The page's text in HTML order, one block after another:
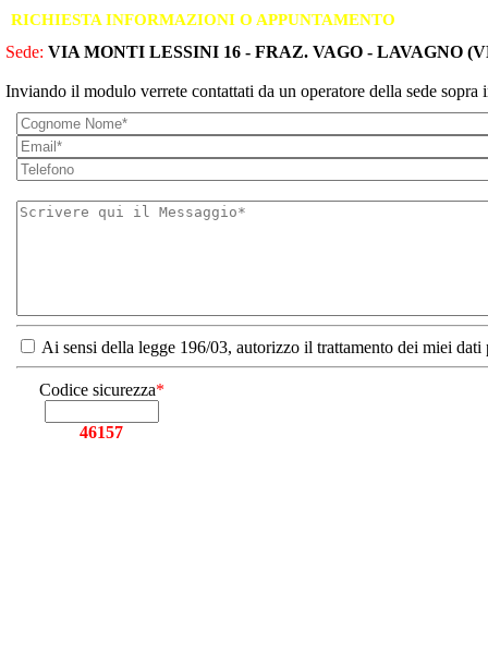
RICHIESTA INFORMAZIONI O APPUNTAMENTO
Sede: VIA MONTI LESSINI 16 - FRAZ. VAGO - LAVAGNO
Inviando il modulo verrete contattati da un operatore della sede sopra
Ai sensi della legge 196/03, autorizzo il trattamento dei miei
Codice sicurezza*
46157